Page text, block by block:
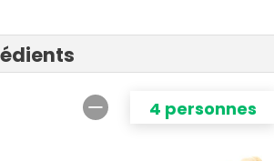
4 personnes